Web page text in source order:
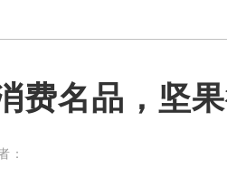
费名品，坚
：